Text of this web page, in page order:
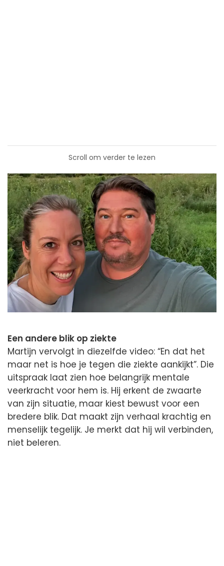
Scroll om verder te lezen
Een andere blik op ziekte
Martijn vervolgt in diezelfde video: “En dat het
maar net is hoe je tegen die ziekte aankijkt”. Die
uitspraak laat zien hoe belangrijk mentale
veerkracht voor hem is. Hij erkent de zwaarte
van zijn situatie, maar kiest bewust voor een
bredere blik. Dat maakt zijn verhaal krachtig en
menselijk tegelijk. Je merkt dat hij wil verbinden,
niet beleren.